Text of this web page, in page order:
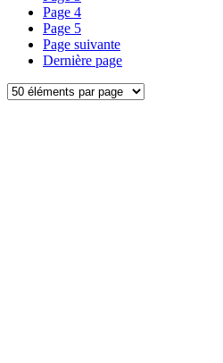
Page 4
Page 5
Page suivante
Dernière page